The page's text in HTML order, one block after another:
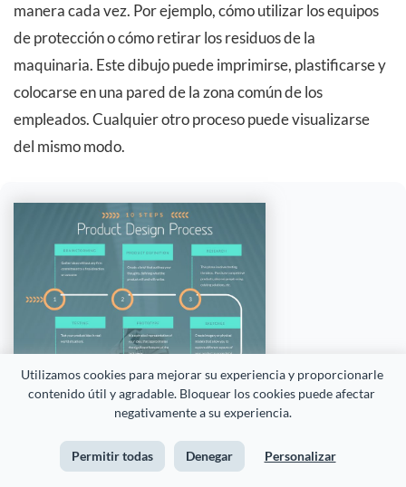
Utilizamos cookies para mejorar su experiencia y proporcionarle
contenido útil y agradable. Bloquear los cookies puede afectar
negativamente a su experiencia.
Permitir todas Denegar Personalizar
manera cada vez. Por ejemplo, cómo utilizar los equipos
de protección o cómo retirar los residuos de la
maquinaria. Este dibujo puede imprimirse, plastificarse y
colocarse en una pared de la zona común de los
empleados. Cualquier otro proceso puede visualizarse
del mismo modo.